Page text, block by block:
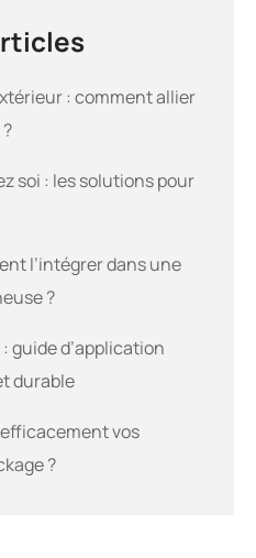
: comment allier
soi : les solutions pour
l’intégrer dans une
?
guide d’application
durable
vos
?